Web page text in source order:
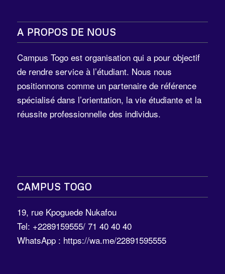
A PROPOS DE NOUS
Campus Togo est organisation qui a pour objectif
de rendre service à l’étudiant. Nous nous
positionnons comme un partenaire de référence
spécialisé dans l’orientation, la vie étudiante et la
réussite professionnelle des individus.
CAMPUS TOGO
19, rue Kpoguede Nukafou
Tel: +2289159555/ 71 40 40 40
WhatsApp : https://wa.me/22891595555